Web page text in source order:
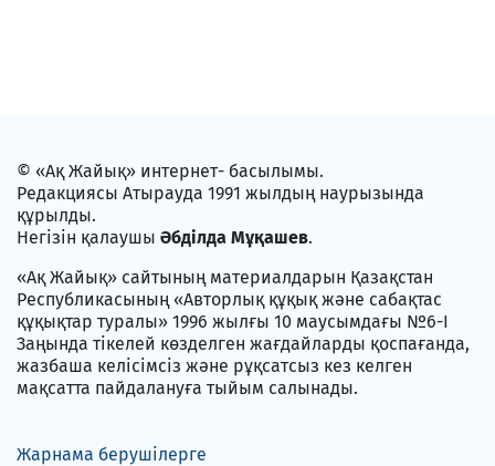
© «Ақ Жайық» интернет- басылымы.
Редакциясы Атырауда 1991 жылдың наурызында
құрылды.
Негізін қалаушы Әбділда Мұқашев.
«Ақ Жайық» сайтының материалдарын Қазақстан
Республикасының «Авторлық құқық және сабақтас
құқықтар туралы» 1996 жылғы 10 маусымдағы №6-I
Заңында тікелей көзделген жағдайларды қоспағанда,
жазбаша келісімсіз және рұқсатсыз кез келген
мақсатта пайдалануға тыйым салынады.
Жарнама берушілерге